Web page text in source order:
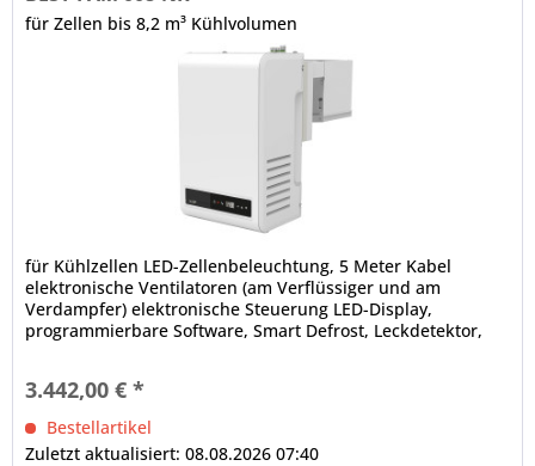
für Zellen bis 8,2 m³ Kühlvolumen
für Kühlzellen LED-Zellenbeleuchtung, 5 Meter Kabel
elektronische Ventilatoren (am Verflüssiger und am
Verdampfer) elektronische Steuerung LED-Display,
programmierbare Software, Smart Defrost, Leckdetektor,
3.442,00 € *
Bestellartikel
Zuletzt aktualisiert: 08.08.2026 07:40